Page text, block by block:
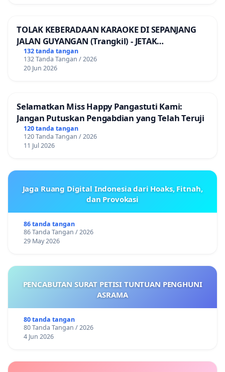
TOLAK KEBERADAAN KARAOKE DI SEPANJANG
JALAN GUYANGAN (Trangkil) - JETAK
(Wedarijaksa) Kab. PATI
132 tanda tangan
132 Tanda Tangan / 2026
20 Jun 2026
Selamatkan Miss Happy Pangastuti Kami:
Jangan Putuskan Pengabdian yang Telah Teruji
120 tanda tangan
120 Tanda Tangan / 2026
11 Jul 2026
Jaga Ruang Digital Indonesia dari Hoaks, Fitnah,
dan Provokasi
86 tanda tangan
86 Tanda Tangan / 2026
29 May 2026
PENCABUTAN SURAT PETISI TUNTUAN PENGHUNI
ASRAMA
80 tanda tangan
80 Tanda Tangan / 2026
4 Jun 2026